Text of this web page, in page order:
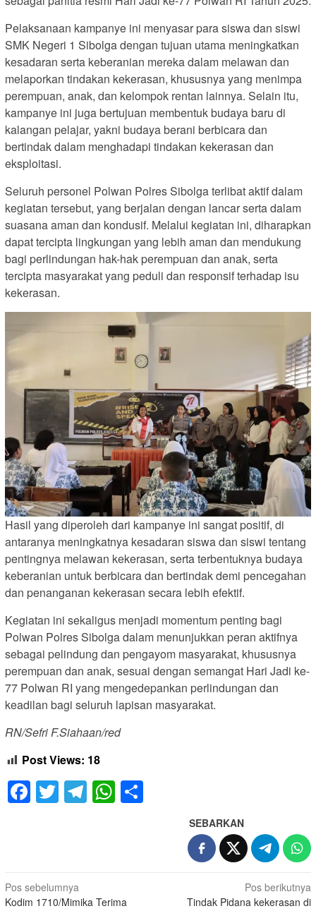
Pelaksanaan kampanye ini menyasar para siswa dan siswi
SMK Negeri 1 Sibolga dengan tujuan utama meningkatkan
kesadaran serta keberanian mereka dalam melawan dan
melaporkan tindakan kekerasan, khususnya yang menimpa
perempuan, anak, dan kelompok rentan lainnya. Selain itu,
kampanye ini juga bertujuan membentuk budaya baru di
kalangan pelajar, yakni budaya berani berbicara dan
bertindak dalam menghadapi tindakan kekerasan dan
eksploitasi.
Seluruh personel Polwan Polres Sibolga terlibat aktif dalam
kegiatan tersebut, yang berjalan dengan lancar serta dalam
suasana aman dan kondusif. Melalui kegiatan ini, diharapkan
dapat tercipta lingkungan yang lebih aman dan mendukung
bagi perlindungan hak-hak perempuan dan anak, serta
tercipta masyarakat yang peduli dan responsif terhadap isu
kekerasan.
Hasil yang diperoleh dari kampanye ini sangat positif, di
antaranya meningkatnya kesadaran siswa dan siswi tentang
pentingnya melawan kekerasan, serta terbentuknya budaya
keberanian untuk berbicara dan bertindak demi pencegahan
dan penanganan kekerasan secara lebih efektif.
Kegiatan ini sekaligus menjadi momentum penting bagi
Polwan Polres Sibolga dalam menunjukkan peran aktifnya
sebagai pelindung dan pengayom masyarakat, khususnya
perempuan dan anak, sesuai dengan semangat Hari Jadi ke-
77 Polwan RI yang mengedepankan perlindungan dan
keadilan bagi seluruh lapisan masyarakat.
RN/Sefri F.Siahaan/red
Post Views: 18
Facebook
Twitter
Telegram
WhatsApp
SEBARKAN
Navigasi
Pos sebelumnya
Kodim 1710/Mimika Terima
Pos berikutnya
Tindak Pidana kekerasan di